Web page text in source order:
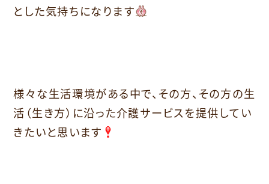
とした気持ちになります
様々な生活環境がある中で、その方、その方の生
活（生き方）に沿った介護サービスを提供してい
きたいと思います